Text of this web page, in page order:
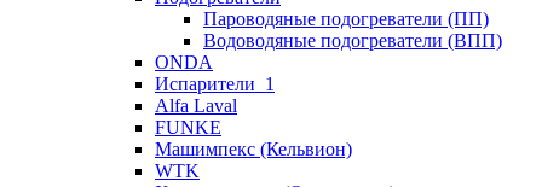
Пароводяные подогреватели (ПП)
Водоводяные подогреватели (ВПП)
ONDA
Испарители_1
Alfa Laval
FUNKE
Машимпекс (Кельвион)
WTK